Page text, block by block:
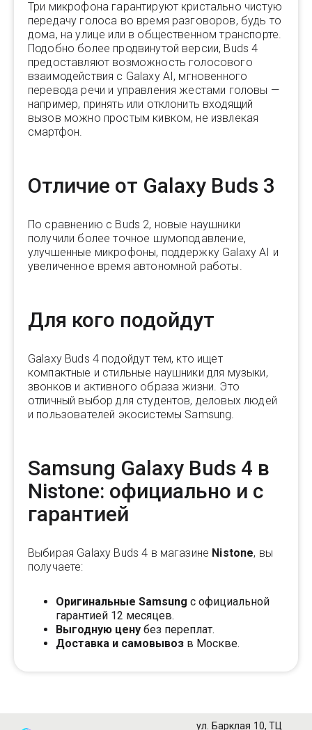
Три микрофона гарантируют кристально чистую
передачу голоса во время разговоров, будь то
дома, на улице или в общественном транспорте.
Подобно более продвинутой версии, Buds 4
предоставляют возможность голосового
взаимодействия с Galaxy AI, мгновенного
перевода речи и управления жестами головы —
например, принять или отклонить входящий
вызов можно простым кивком, не извлекая
смартфон.
Отличие от Galaxy Buds 3
По сравнению с Buds 2, новые наушники
получили более точное шумоподавление,
улучшенные микрофоны, поддержку Galaxy AI и
увеличенное время автономной работы.
Для кого подойдут
Galaxy Buds 4 подойдут тем, кто ищет
компактные и стильные наушники для музыки,
звонков и активного образа жизни. Это
отличный выбор для студентов, деловых людей
и пользователей экосистемы Samsung.
Samsung Galaxy Buds 4 в
Nistone: официально и с
гарантией
Выбирая Galaxy Buds 4 в магазине Nistone, вы
получаете:
Оригинальные Samsung с официальной
гарантией 12 месяцев.
Выгодную цену без переплат.
Доставка и самовывоз в Москве.
ул. Барклая 10, ТЦ